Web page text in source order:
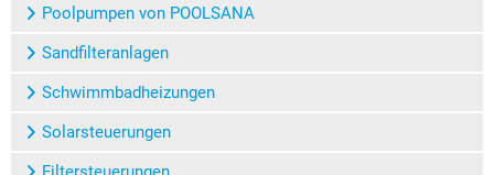
Poolpumpen von POOLSANA
Sandfilteranlagen
Schwimmbadheizungen
Solarsteuerungen